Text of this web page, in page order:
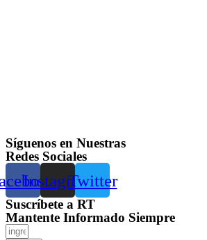
Síguenos en Nuestras
Redes Sociales
InstagramTwitter
Suscríbete a RT
Mantente Informado Siempre